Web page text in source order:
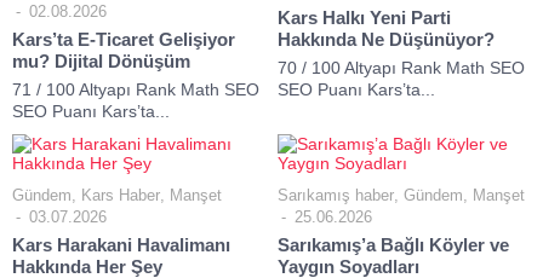
02.08.2026
Kars’ta E-Ticaret Gelişiyor
mu? Dijital Dönüşüm
71 / 100 Altyapı Rank Math SEO
SEO Puanı Kars’ta...
Kars Halkı Yeni Parti
Hakkında Ne Düşünüyor?
70 / 100 Altyapı Rank Math SEO
SEO Puanı Kars’ta...
Gündem, Kars Haber, Manşet
03.07.2026
Kars Harakani Havalimanı
Hakkında Her Şey
Sarıkamış haber, Gündem, Manşet
25.06.2026
Sarıkamış’a Bağlı Köyler ve
Yaygın Soyadları